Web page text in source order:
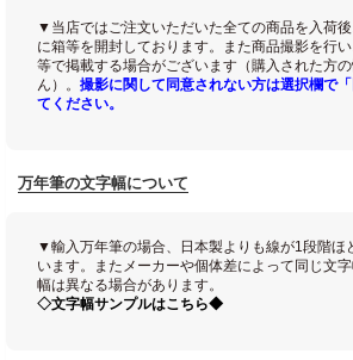
▼当店ではご注文いただいた全ての商品を入荷
に箱等を開封しております。また商品撮影を行
等で掲載する場合がございます（購入された方
ん）。 撮影に関して同意されない方は選択欄で
てください。
万年筆の文字幅について
▼輸入万年筆の場合、日本製よりも線が1段階ほ
います。またメーカーや個体差によって同じ文
幅は異なる場合があります。
◇文字幅サンプルはこちら◆